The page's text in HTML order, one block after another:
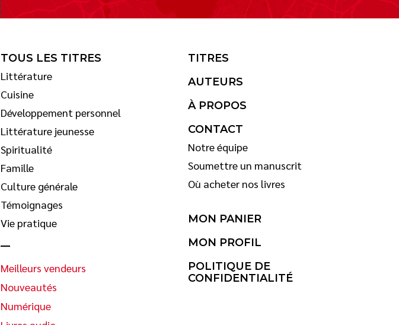
TOUS LES TITRES
Littérature
Cuisine
Développement personnel
Littérature jeunesse
Spiritualité
Famille
Culture générale
Témoignages
Vie pratique
Meilleurs vendeurs
Nouveautés
Numérique
TITRES
AUTEURS
À PROPOS
CONTACT
Notre équipe
Soumettre un manuscrit
Où acheter nos livres
MON PANIER
MON PROFIL
POLITIQUE DE
CONFIDENTIALITÉ